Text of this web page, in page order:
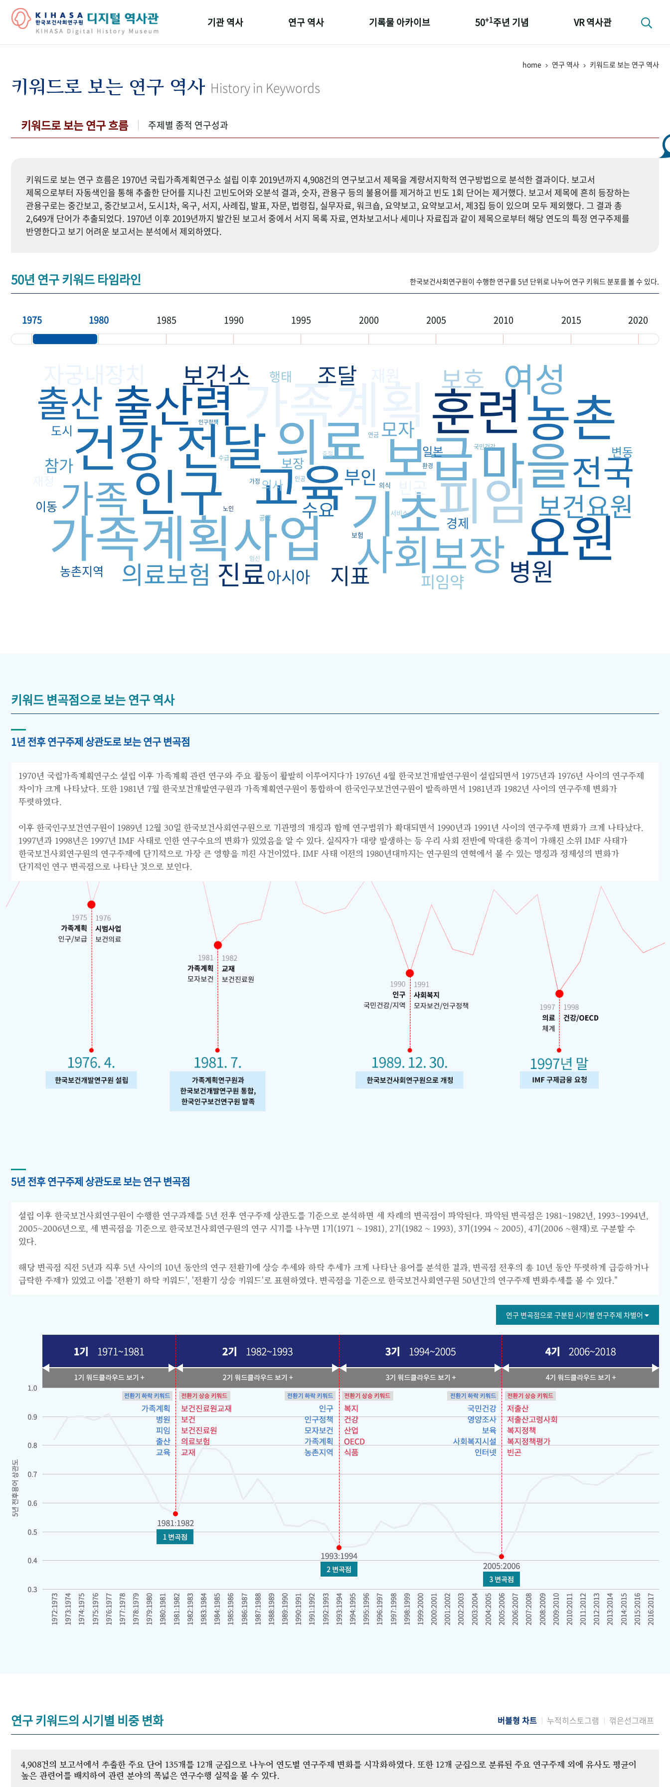
기관 역사
연구원 사람들
연구 역사
키워드로 보는 연구 역사
기록물 아카이브 50+1주년 기념 VR 역사관
home 연구 역사 키워드로 보는 연구 역사
키워드로 보는 연구 역사 History in Keywords
키워드로 보는 연구 흐름 주제별 종적 연구성과
키워드로 보는 연구 흐름은 1970년 국립가족계획연구소 설립 이후 2019년까지 4,908건의 연구보고서 제목을 계량서지학적 연구방법으로 분석한 결과이다. 보고서
제목으로부터 자동색인을 통해 추출한 단어를 지나친 고빈도어와 오분석 결과, 숫자, 관용구 등의 불용어를 제거하고 빈도 1회 단어는 제거했다. 보고서 제목에 흔히 등장하는
관용구로는 중간보고, 중간보고서, 도시1차, 옥구, 서지, 사례집, 발표, 자문, 법령집, 실무자료, 워크숍, 요약보고, 요약보고서, 제3집 등이 있으며 모두 제외했다. 그 결과 총
2,649개 단어가 추출되었다. 1970년 이후 2019년까지 발간된 보고서 중에서 서지 목록 자료, 연차보고서나 세미나 자료집과 같이 제목으로부터 해당 연도의 특정 연구주제를
반영한다고 보기 어려운 보고서는 분석에서 제외하였다.
50년 연구 키워드 타임라인 한국보건사회연구원이 수행한 연구를 5년 단위로 나누어 연구 키워드 분포를 볼 수 있다.
1975 1980 1985 1990 1995 2000 2005 2010 2015 2020
인구
의료
기초
전달
가족계획
가족계획사업
피임
보급
건강
교육
요원
훈련
마을
농촌
출산력
사회보장
가족
출산
전국
여성
진료
보건요원
보건소
병원
의료보험
보호
지표
조달
모자
수요
부인
아시아
참가
빈곤
피임약
보장
경제
행태
변동
이동
도시
농촌지역
의사
일본
서비스
공급
보험
의식
가정
연금
노인
국민건강
수급
환경
임신
인공
중절
인구정책
키워드 변곡점으로 보는 연구 역사
1년 전후 연구주제 상관도로 보는 연구 변곡점
1970년 국립가족계획연구소 설립 이후 가족계획 관련 연구와 주요 활동이 활발히 이루어지다가 1976년 4월 한국보건개발연구원이 설립되면서 1975년과 1976년 사이의 연구주제
차이가 크게 나타났다. 또한 1981년 7월 한국보건개발연구원과 가족계획연구원이 통합하여 한국인구보건연구원이 발족하면서 1981년과 1982년 사이의 연구주제 변화가
뚜렷하였다.
이후 한국인구보건연구원이 1989년 12월 30일 한국보건사회연구원으로 기관명의 개칭과 함께 연구범위가 확대되면서 1990년과 1991년 사이의 연구주제 변화가 크게 나타났다.
1997년과 1998년은 1997년 IMF 사태로 인한 연구수요의 변화가 있었음을 알 수 있다. 실직자가 대량 발생하는 등 우리 사회 전반에 막대한 충격이 가해진 소위 IMF 사태가
한국보건사회연구원의 연구주제에 단기적으로 가장 큰 영향을 끼친 사건이었다. IMF 사태 이전의 1980년대까지는 연구원의 연혁에서 볼 수 있는 명칭과 정체성의 변화가
단기적인 연구 변곡점으로 나타난 것으로 보인다.
5년 전후 연구주제 상관도로 보는 연구 변곡점
설립 이후 한국보건사회연구원이 수행한 연구과제를 5년 전후 연구주제 상관도를 기준으로 분석하면 세 차례의 변곡점이 파악된다. 파악된 변곡점은 1981~1982년, 1993~1994년,
2005~2006년으로, 세 변곡점을 기준으로 한국보건사회연구원의 연구 시기를 나누면 1기(1971 ~ 1981), 2기(1982 ~ 1993), 3기(1994 ~ 2005), 4기(2006 ~현재)로 구분할 수
있다.
해당 변곡점 직전 5년과 직후 5년 사이의 10년 동안의 연구 전환기에 상승 추세와 하락 추세가 크게 나타난 용어를 분석한 결과, 변곡점 전후의 총 10년 동안 뚜렷하게 급증하거나
급락한 주제가 있었고 이를 '전환기 하락 키워드', '전환기 상승 키워드'로 표현하였다. 변곡점을 기준으로 한국보건사회연구원 50년간의 연구주제 변화추세를 볼 수 있다."
연구 변곡점으로 구분된 시기별 연구주제 차별어
연구 키워드의 시기별 비중 변화 버블형 차트 누적히스토그램 꺾은선그래프
4,908건의 보고서에서 추출한 주요 단어 135개를 12개 군집으로 나누어 연도별 연구주제 변화를 시각화하였다. 또한 12개 군집으로 분류된 주요 연구주제 외에 유사도 평균이
높은 관련어를 배치하여 관련 분야의 폭넓은 연구수행 실적을 볼 수 있다.